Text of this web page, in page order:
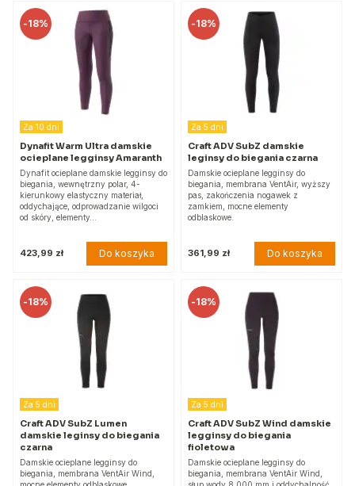
-18%
Za 10 dni
Dynafit Warm Ultra damskie
ocieplane legginsy Amaranth
Dynafit ocieplane damskie legginsy do
biegania, wewnętrzny polar, 4-
kierunkowy elastyczny materiał,
oddychające, odprowadzanie wilgoci
od skóry, elementy…
423,99 zł Do koszyka
-18%
Za 5 dni
Craft ADV SubZ damskie
leginsy do biegania czarna
Damskie ocieplane legginsy do
biegania, membrana VentAir, wyższy
pas, zakończenia nogawek z
zamkiem, mocne elementy
odblaskowe.
361,99 zł Do koszyka
-18%
Za 5 dni
Craft ADV SubZ Lumen
damskie leginsy do biegania
czarna
Damskie ocieplane legginsy do
biegania, membrana VentAir Wind,
-18%
Za 5 dni
Craft ADV SubZ Wind damskie
legginsy do biegania
fioletowa
Damskie ocieplane legginsy do
biegania, membrana VentAir Wind,